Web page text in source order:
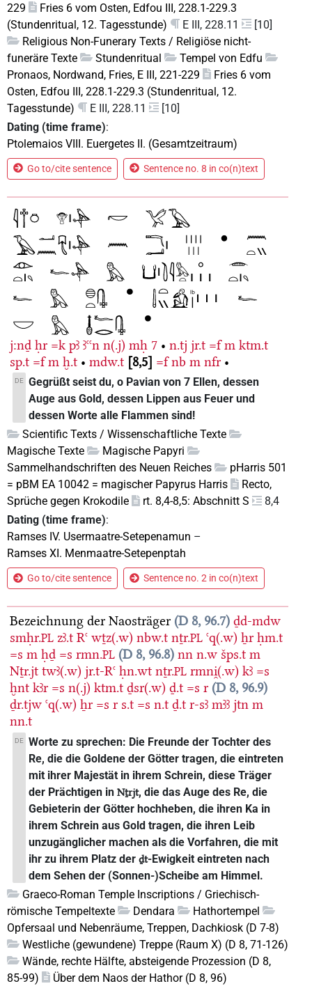
229
Fries 6 vom Osten, Edfou III, 228.1-229.3
(Stundenritual, 12. Tagesstunde)
E III, 228.11
[10]
Religious Non-Funerary Texts / Religiöse nicht-
funeräre Texte
Stundenritual
Tempel von Edfu
Pronaos, Nordwand, Fries, E III, 221-229
Fries 6 vom
Osten, Edfou III, 228.1-229.3 (Stundenritual, 12.
Tagesstunde)
E III, 228.11
[10]
Dating (time frame):
Ptolemaios VIII. Euergetes II. (Gesamtzeitraum)
Go to/cite sentence Sentence no. 8 in co(n)text
j:nḏ ḥr =k pꜣ ꜣꜥꜥn n(.j) mḥ 7 • n.tj jr.t =f m ktm.t
sp.t =f m ḫ.t • mdw.t 8,5 =f nb m nfr •
DE Gegrüßt seist du, o Pavian von 7 Ellen, dessen
Auge aus Gold, dessen Lippen aus Feuer und
dessen Worte alle Flammen sind!
Scientific Texts / Wissenschaftliche Texte
Magische Texte
Magische Papyri
Sammelhandschriften des Neuen Reiches
pHarris 501
= pBM EA 10042 = magischer Papyrus Harris
Recto,
Sprüche gegen Krokodile
rt. 8,4-8,5: Abschnitt S
8,4
Dating (time frame):
Ramses IV. Usermaatre-Setepenamun –
Ramses XI. Menmaatre-Setepenptah
Go to/cite sentence Sentence no. 2 in co(n)text
Bezeichnung der Naosträger D 8, 96.7 ḏd-mdw
smḥr.PL zꜣ.t Rꜥ wṯz(.w) nbw.t nṯr.PL ꜥq(.w) ẖr ḥm.t
=s m ḥḏ =s rmn.PL D 8, 96.8 nn n.w šps.t m
Nṯr.jt twꜣ(.w) jr.t-Rꜥ ḥn.wt nṯr.PL rmni̯(.w) kꜣ =s
ḫnt kꜣr =s n(.j) ktm.t ḏsr(.w) ḏ.t =s r D 8, 96.9
ḏr.tjw ꜥq(.w) ẖr =s r s.t =s n.t ḏ.t r-sꜣ mꜣꜣ jtn m
nn.t
DE Worte zu sprechen: Die Freunde der Tochter des
Re, die die Goldene der Götter tragen, die eintreten
mit ihrer Majestät in ihrem Schrein, diese Träger
der Prächtigen inNṯrjt, die das Auge des Re, die
Gebieterin der Götter hochheben, die ihren Ka in
ihrem Schrein aus Gold tragen, die ihren Leib
unzugänglicher machen als die Vorfahren, die mit
ihr zu ihrem Platz derḏt-Ewigkeit eintreten nach
dem Sehen der (Sonnen-)Scheibe am Himmel.
Graeco-Roman Temple Inscriptions / Griechisch-
römische Tempeltexte
Dendara
Hathortempel
Opfersaal und Nebenräume, Treppen, Dachkiosk (D 7-8)
Westliche (gewundene) Treppe (Raum X) (D 8, 71-126)
Wände, rechte Hälfte, absteigende Prozession (D 8,
85-99)
Über dem Naos der Hathor (D 8, 96)